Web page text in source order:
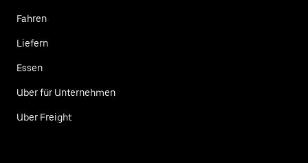
Fahren
Liefern
Essen
Uber für Unternehmen
Uber Freight